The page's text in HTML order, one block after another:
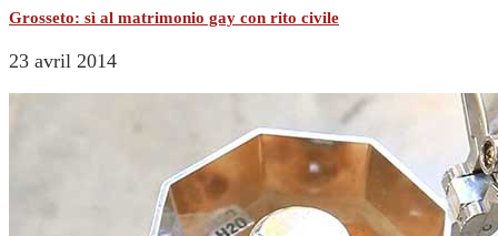
Grosseto: sì al matrimonio gay con rito civile
23 avril 2014